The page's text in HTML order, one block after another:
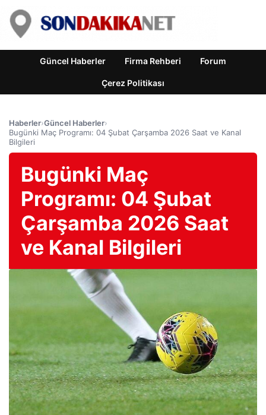
Güncel Haberler Firma Rehberi Forum
Çerez Politikası
Haberler›Güncel Haberler›
Bugünki Maç Programı: 04 Şubat Çarşamba 2026 Saat ve Kanal
Bilgileri
Bugünki Maç
Programı: 04 Şubat
Çarşamba 2026 Saat
ve Kanal Bilgileri